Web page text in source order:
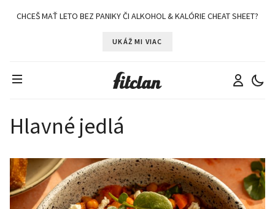
CHCEŠ MAŤ LETO BEZ PANIKY ČI ALKOHOL & KALÓRIE CHEAT SHEET?
UKÁŽ MI VIAC
Hlavné jedlá